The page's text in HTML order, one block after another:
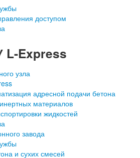
доступом
Express
узла
адресной подачи бетона
материалов
жидкостей
завода
и сухих смесей